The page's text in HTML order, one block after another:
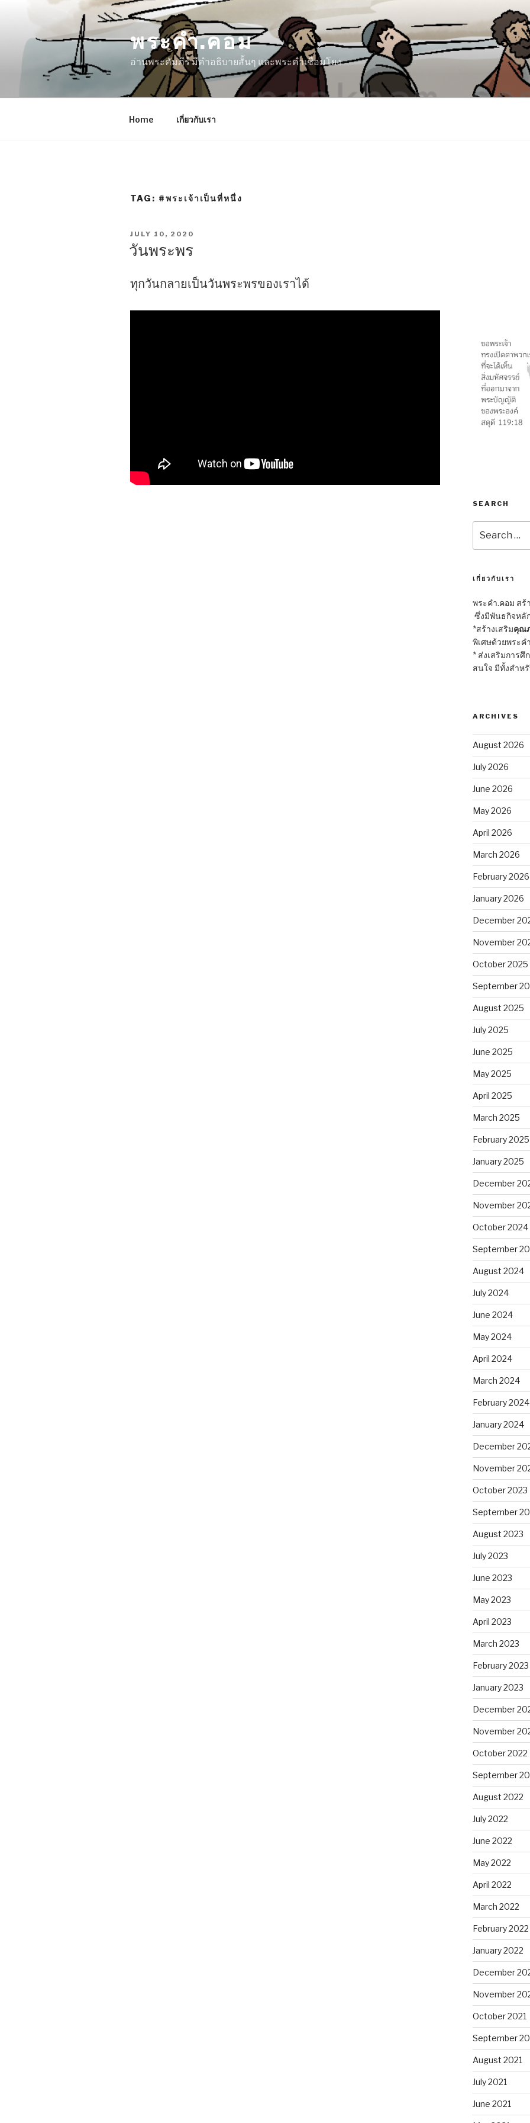
content
พระคำ.คอม
อ่านพระคัมภีร์ มีคำอธิบายสั้นๆ และพระคำเชื่อมโยง
Home เกี่ยวกับเรา
TAG: #พระเจ้าเป็นที่หนึ่ง
POSTED
ON
JULY 10, 2020
วันพระพร
ทุกวันกลายเป็นวันพระพรของเราได้
SEARCH
for:
เกี่ยวกับเรา
พระคำ.คอม ส
ซึ่งมีพันธกิจหลั
*สร้างเสริมคุณ
พิเศษด้วยพระค
* ส่งเสริมการศึ
สนใจ มีทั้งสำห
ARCHIVES
August 2026
July 2026
June 2026
May 2026
April 2026
March 2026
February 2026
January 2026
December
November
October 2025
September
August 2025
July 2025
June 2025
May 2025
April 2025
March 2025
February 2025
January 2025
December
November
October 2024
September
August 2024
July 2024
June 2024
May 2024
April 2024
March 2024
February 2024
January 2024
December
November
October 2023
September
August 2023
July 2023
June 2023
May 2023
April 2023
March 2023
February 2023
January 2023
December
November
October 2022
September
August 2022
July 2022
June 2022
May 2022
April 2022
March 2022
February 2022
January 2022
December
November
October 2021
September
August 2021
July 2021
June 2021